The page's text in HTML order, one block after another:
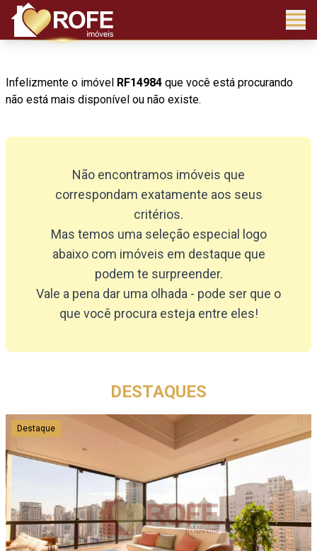
Infelizmente o imóvel RF14984 que você está procurando
não está mais disponível ou não existe.
Não encontramos imóveis que
correspondam exatamente aos seus
critérios.
Mas temos uma seleção especial logo
abaixo com imóveis em destaque que
podem te surpreender.
Vale a pena dar uma olhada - pode ser que o
que você procura esteja entre eles!
DESTAQUES
Destaque